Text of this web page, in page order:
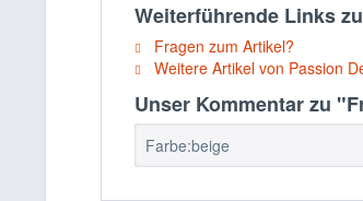
Weiterführende Links
Fragen zum Artikel?
Weitere Artikel von Passion
Unser Kommentar zu
Farbe:beige